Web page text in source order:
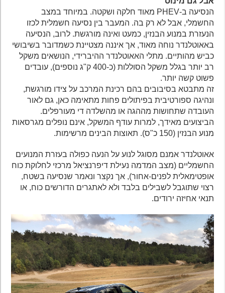
הנסיעה ב-PHEV מאוד חלקה ושקטה. במיוחד במצב
החשמלי, אבל לא רק בה. המעבר בין נסיעה חשמלית לכזו
הנעזרת במנוע הבנזין, כמעט ואינה מורגשת. לרוב, הנסיעה
באאוטלנדר נוחה מאוד, אך איננה מצטיינת כשמדובר בשיבושי
כביש מהותיים. מתלי האאוטלנדר ההיברידי, הנושאים משקל
רב יותר בגלל משקל הסוללות (כ-400 ק"ג נוספים), עובדים
פשוט קשה יותר.
זה מתבטא בסיבובים בהם רכינת המרכב על צידו מורגשת,
ונהיגה ספורטיבית בפיתולים פחות מתאימה כאן, גם לאור
העובדה שתחושות מההגה או מהשלדה די מעורפלים.
הביצועים מאידך, למרות עודף המשקל, אינם נופלים מגרסאות
מנוע הבנזין (150 כ"ס). תאוצות הבינים מרשימות.
אאוטלנדר אמנם מסוגל לנוע על הנעה כפולה בעזרת המנועים
החשמליים (מצב המדמה נעילת דיפרנציאל מרכזי לחלוקת כוח
אופטימאלית לפנים-אחור), אך נקצר ונאמר שנסיעה בשטח,
רצוי שתוגבל לשבילים בלבד ולא לאתגרים הדורשים כוח, או
תנאי אחיזה ירודים.